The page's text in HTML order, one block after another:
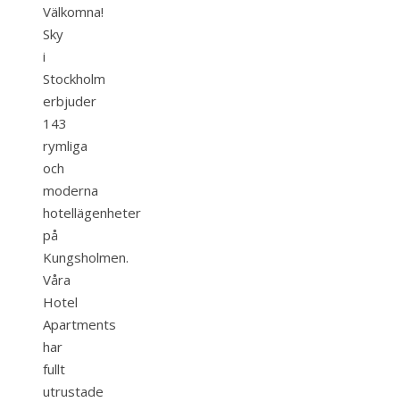
Välkomna!
Sky
i
Stockholm
erbjuder
143
rymliga
och
moderna
hotellägenheter
på
Kungsholmen.
Våra
Hotel
Apartments
har
fullt
utrustade